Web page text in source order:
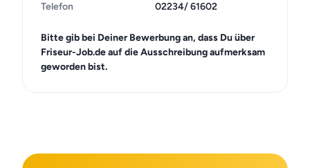
Telefon 02234/ 61602
Bitte gib bei Deiner Bewerbung an, dass Du über
Friseur-Job.de auf die Ausschreibung aufmerksam
geworden bist.